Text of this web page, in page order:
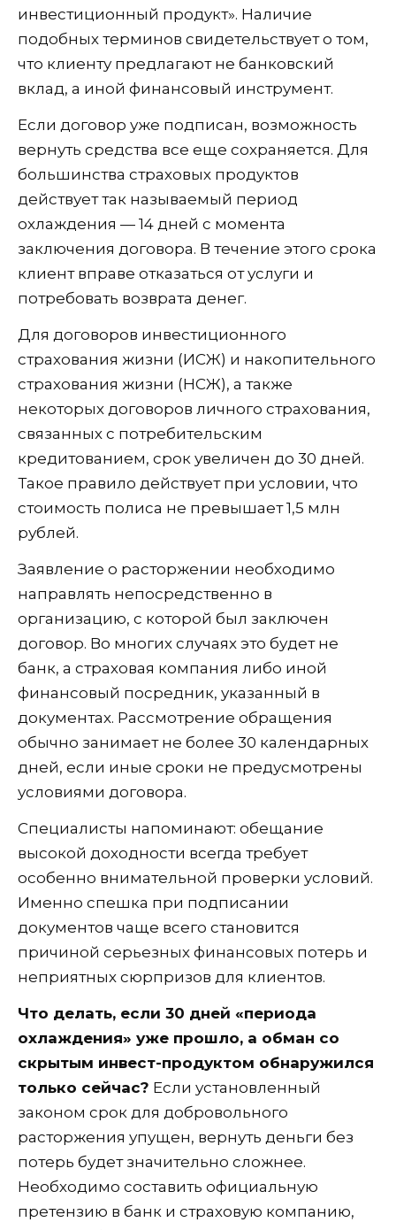
инвестиционный продукт». Наличие
подобных терминов свидетельствует о том,
что клиенту предлагают не банковский
вклад, а иной финансовый инструмент.
Если договор уже подписан, возможность
вернуть средства все еще сохраняется. Для
большинства страховых продуктов
действует так называемый период
охлаждения — 14 дней с момента
заключения договора. В течение этого срока
клиент вправе отказаться от услуги и
потребовать возврата денег.
Для договоров инвестиционного
страхования жизни (ИСЖ) и накопительного
страхования жизни (НСЖ), а также
некоторых договоров личного страхования,
связанных с потребительским
кредитованием, срок увеличен до 30 дней.
Такое правило действует при условии, что
стоимость полиса не превышает 1,5 млн
рублей.
Заявление о расторжении необходимо
направлять непосредственно в
организацию, с которой был заключен
договор. Во многих случаях это будет не
банк, а страховая компания либо иной
финансовый посредник, указанный в
документах. Рассмотрение обращения
обычно занимает не более 30 календарных
дней, если иные сроки не предусмотрены
условиями договора.
Специалисты напоминают: обещание
высокой доходности всегда требует
особенно внимательной проверки условий.
Именно спешка при подписании
документов чаще всего становится
причиной серьезных финансовых потерь и
неприятных сюрпризов для клиентов.
Что делать, если 30 дней «периода
охлаждения» уже прошло, а обман со
скрытым инвест-продуктом обнаружился
только сейчас? Если установленный
законом срок для добровольного
расторжения упущен, вернуть деньги без
потерь будет значительно сложнее.
Необходимо составить официальную
претензию в банк и страховую компанию,